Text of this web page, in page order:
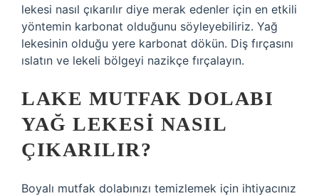
lekesi nasıl çıkarılır diye merak edenler için en etkili
yöntemin karbonat olduğunu söyleyebiliriz. Yağ
lekesinin olduğu yere karbonat dökün. Diş fırçasını
ıslatın ve lekeli bölgeyi nazikçe fırçalayın.
LAKE MUTFAK DOLABI
YAĞ LEKESI NASIL
ÇIKARILIR?
Boyalı mutfak dolabınızı temizlemek için ihtiyacınız